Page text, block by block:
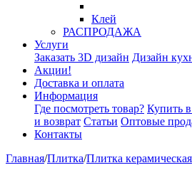
Клей
РАСПРОДАЖА
Услуги
Заказать 3D дизайн Дизайн
Акции!
Доставка и оплата
Информация
Где посмотреть товар? Купить
и возврат Статьи Оптовые
Контакты
Главная/Плитка/Плитка керамическая